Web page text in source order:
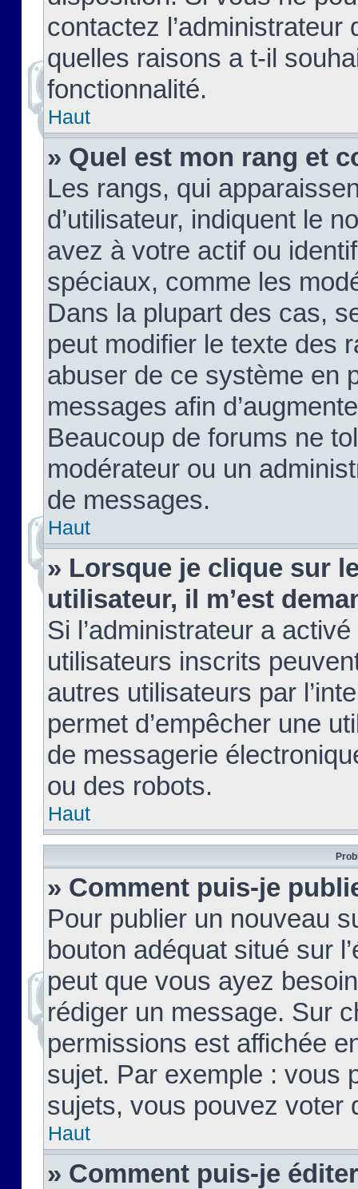
contactez
quelles raisons a t-il
fonctionnalité.
Haut
» Quel est mon rang et
Les rangs, qui
d’utilisateur, indiquent le
avez à votre actif ou
spéciaux, comme les
Dans la plupart des cas,
peut modifier le texte des
abuser de ce système en
messages afin
Beaucoup de forums ne
modérateur ou un
de messages.
Haut
» Lorsque je clique sur
utilisateur, il m’est
Si l’administrateur a
utilisateurs inscrits
autres utilisateurs par
permet d’empêcher une
de messagerie
ou des robots.
Haut
» Comment puis-je
Pour publier un nouveau
bouton adéquat situé sur
peut que vous ayez
rédiger un message. Sur
permissions est affichée
sujet. Par exemple : vous
sujets, vous pouvez voter
Haut
» Comment puis-je